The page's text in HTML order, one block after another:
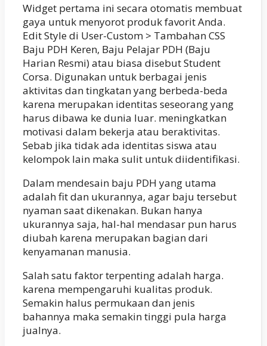
Widget pertama ini secara otomatis membuat
gaya untuk menyorot produk favorit Anda.
Edit Style di User-Custom > Tambahan CSS
Baju PDH Keren, Baju Pelajar PDH (Baju
Harian Resmi) atau biasa disebut Student
Corsa. Digunakan untuk berbagai jenis
aktivitas dan tingkatan yang berbeda-beda
karena merupakan identitas seseorang yang
harus dibawa ke dunia luar. meningkatkan
motivasi dalam bekerja atau beraktivitas.
Sebab jika tidak ada identitas siswa atau
kelompok lain maka sulit untuk diidentifikasi.
Dalam mendesain baju PDH yang utama
adalah fit dan ukurannya, agar baju tersebut
nyaman saat dikenakan. Bukan hanya
ukurannya saja, hal-hal mendasar pun harus
diubah karena merupakan bagian dari
kenyamanan manusia.
Salah satu faktor terpenting adalah harga.
karena mempengaruhi kualitas produk.
Semakin halus permukaan dan jenis
bahannya maka semakin tinggi pula harga
jualnya.